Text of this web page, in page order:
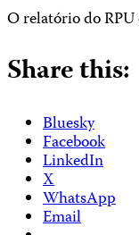
O relatório do
Share this:
Bluesky
Facebook
LinkedIn
X
WhatsApp
Email